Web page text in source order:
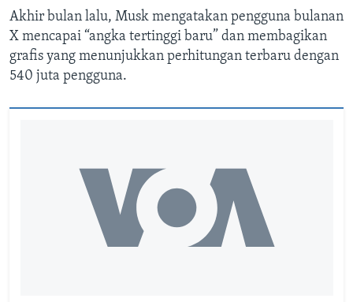
Akhir bulan lalu, Musk mengatakan pengguna bulanan
X mencapai “angka tertinggi baru” dan membagikan
grafis yang menunjukkan perhitungan terbaru dengan
540 juta pengguna.